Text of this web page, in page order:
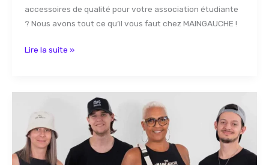
accessoires de qualité pour votre association étudiante
? Nous avons tout ce qu’il vous faut chez MAINGAUCHE !
Lire la suite »
top
5
des